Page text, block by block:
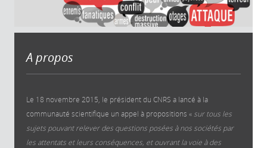
A propos
Le 18 novembre 2015, le président du CNRS a lancé à la
communauté scientifique un appel à propositions «sur tous les
sujets pouvant relever des questions posées à nos sociétés par
les attentats et leurs conséquences, et ouvrant la voie à des